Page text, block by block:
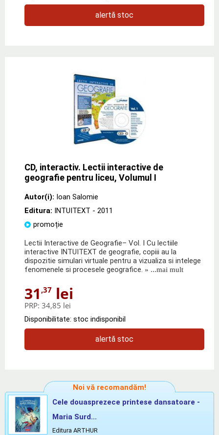
alertă stoc
CD, interactiv. Lectii interactive de
geografie pentru liceu, Volumul I
Autor(i): Ioan Salomie
Editura: INTUITEXT - 2011
promoție
Lectii Interactive de Geografie– Vol. I Cu lectiile
interactive INTUITEXT de geografie, copiii au la
dispozitie simulari virtuale pentru a vizualiza si intelege
fenomenele si procesele geografice. » ...mai mult
31 ,37 lei
PRP: 34,85 lei
Disponibilitate: stoc indisponibil
alertă stoc
Noi vă recomandăm!
Cele douasprezece printese dansatoare -
Maria Surd...
Editura ARTHUR